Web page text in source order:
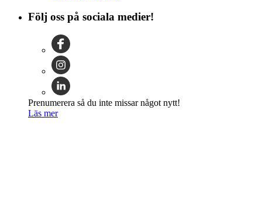
Följ oss på sociala medier!
Prenumerera så du inte missar något nytt!
Läs mer